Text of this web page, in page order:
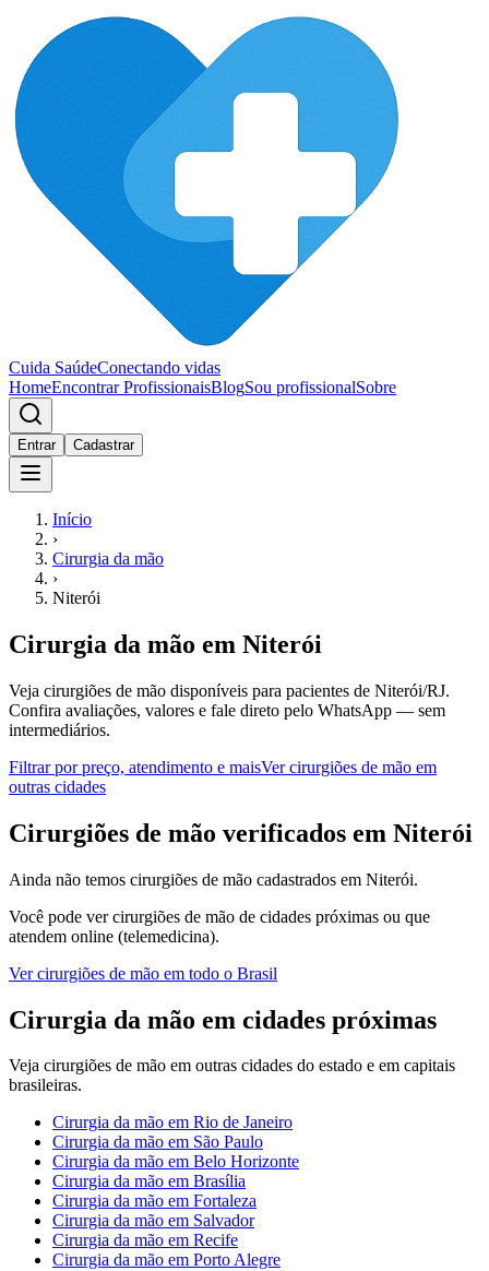
Cuida SaúdeConectando vidas
HomeEncontrar ProfissionaisBlogSou profissionalSobre
Entrar Cadastrar
Início
›
Cirurgia da mão
›
Niterói
Cirurgia da mão em Niterói
Veja cirurgiões de mão disponíveis para pacientes de Niterói/RJ.
Confira avaliações, valores e fale direto pelo WhatsApp — sem
intermediários.
Filtrar por preço, atendimento e maisVercirurgiões de mão em
outras cidades
Cirurgiões de mão verificados em Niterói
Ainda não temos cirurgiões de mão cadastrados em Niterói.
Você pode vercirurgiões de mão de cidades próximas ou que
atendem online (telemedicina).
Vercirurgiões de mão em todo o Brasil
Cirurgia da mão em cidades próximas
Veja cirurgiões de mão em outras cidades do estado e em capitais
brasileiras.
Cirurgia da mão em Rio de Janeiro
Cirurgia da mão em São Paulo
Cirurgia da mão em Belo Horizonte
Cirurgia da mão em Brasília
Cirurgia da mão em Fortaleza
Cirurgia da mão em Salvador
Cirurgia da mão em Recife
Cirurgia da mão em Porto Alegre